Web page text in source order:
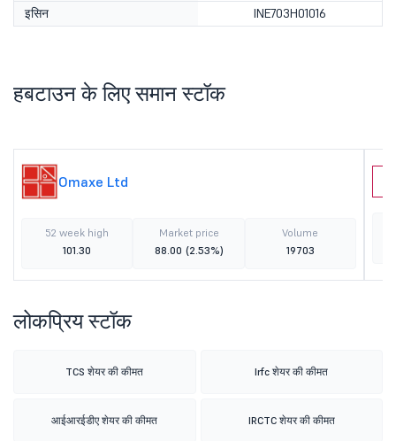
इसिन INE703H01016
हबटाउन के लिए समान स्टॉक
Omaxe Ltd
52 week high
101.30
Market price
88.00 (2.53%)
Volume
19703
लोकप्रिय स्टॉक
TCS शेयर की कीमत Irfc शेयर की कीमत
आईआरईडीए शेयर की कीमत IRCTC शेयर की कीमत